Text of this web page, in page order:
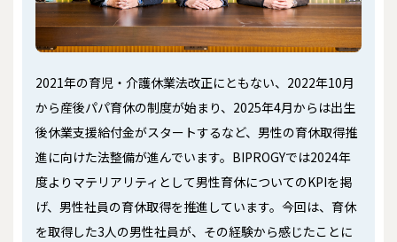
2021年の育児・介護休業法改正にともない、2022年10月
から産後パパ育休の制度が始まり、2025年4月からは出生
後休業支援給付金がスタートするなど、男性の育休取得推
進に向けた法整備が進んでいます。BIPROGYでは2024年
度よりマテリアリティとして男性育休についてのKPIを掲
げ、男性社員の育休取得を推進しています。今回は、育休
を取得した3人の男性社員が、その経験から感じたことに